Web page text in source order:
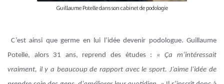
Guillaume Potelle dans son cabinet de podologie
C’est ainsi que germe en lui l’idée devenir podologue. Guillaume
Potelle, alors 31 ans, reprend des études : « Ça m’intéressait
vraiment, il y a beaucoup de rapport avec le sport. J’aime l’idée de